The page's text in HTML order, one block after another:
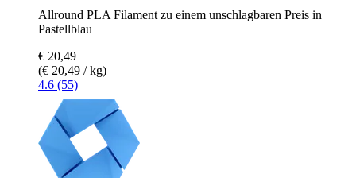
Allround PLA Filament zu einem unschlagbaren Preis in
Pastellblau
€ 20,49
(€ 20,49 / kg)
4.6 (55)